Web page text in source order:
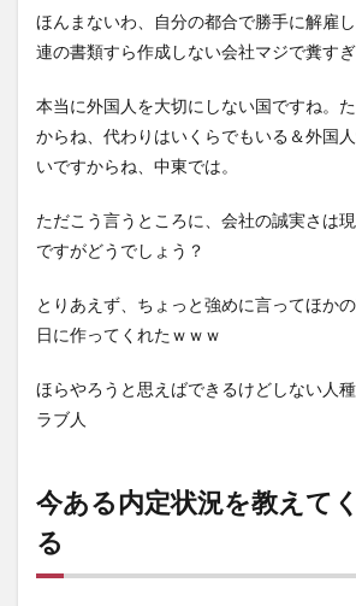
ほんまないわ、自分の都合で勝手に解雇
連の書類すら作成しない会社マジで糞す
本当に外国人を大切にしない国ですね。
からね、代わりはいくらでもいる＆外国
いですからね、中東では。
ただこう言うところに、会社の誠実さは
ですがどうでしょう？
とりあえず、ちょっと強めに言ってほか
日に作ってくれたｗｗｗ
ほらやろうと思えばできるけどしない人
ラブ人
今ある内定状況を教えて
る